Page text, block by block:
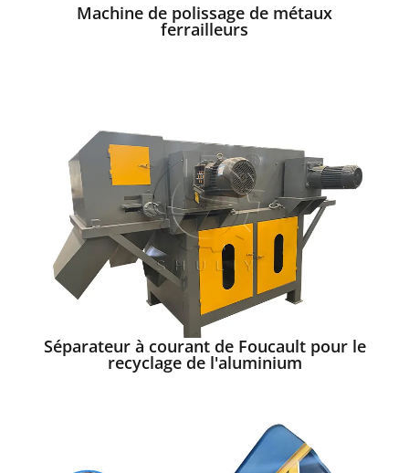
Machine de polissage de métaux
ferrailleurs
Séparateur à courant de Foucault pour le
recyclage de l'aluminium